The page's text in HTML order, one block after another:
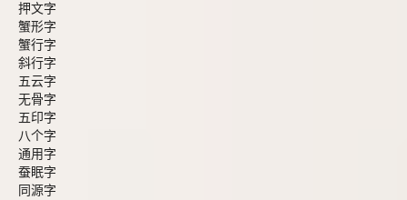
押文字
蟹形字
蟹行字
斜行字
五云字
无骨字
五印字
八个字
通用字
蚕眠字
同源字